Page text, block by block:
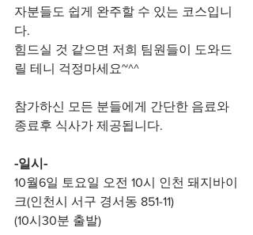
자분들도 쉽게 완주할 수 있는 코스입니
다.
힘드실 것 같으면 저희 팀원들이 도와드
릴 테니 걱정마세요~^^
참가하신 모든 분들에게 간단한 음료와
종료후 식사가 제공됩니다.
-일시-
10월6일 토요일 오전 10시 인천 돼지바이
크(인천시 서구 경서동 851-11)
(10시30분 출발)